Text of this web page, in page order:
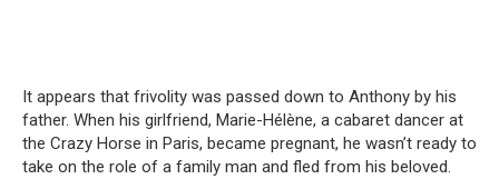
It appears that frivolity was passed down to Anthony by his
father. When his girlfriend, Marie-Hélène, a cabaret dancer at
the Crazy Horse in Paris, became pregnant, he wasn’t ready to
take on the role of a family man and fled from his beloved.